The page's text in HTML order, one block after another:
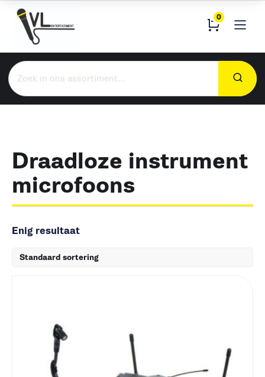
0
Zoeken
naar:
Draadloze instrument
microfoons
Enig resultaat